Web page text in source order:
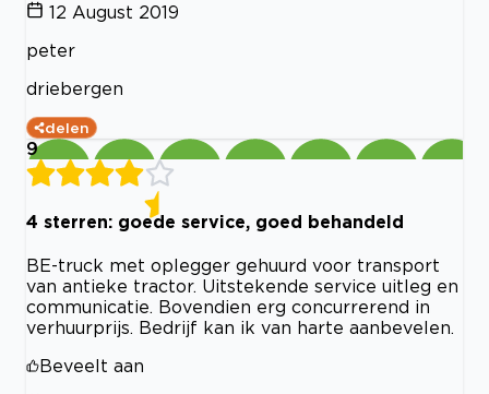
12 August 2019
peter
driebergen
delen
9
4 sterren: goede service, goed behandeld
BE-truck met oplegger gehuurd voor transport
van antieke tractor. Uitstekende service uitleg en
communicatie. Bovendien erg concurrerend in
verhuurprijs. Bedrijf kan ik van harte aanbevelen.
Beveelt aan